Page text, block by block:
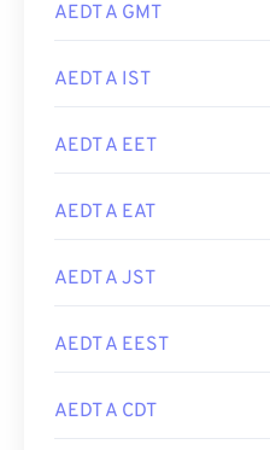
AEDT A GMT
AEDT A IST
AEDT A EET
AEDT A EAT
AEDT A JST
AEDT A EEST
AEDT A CDT